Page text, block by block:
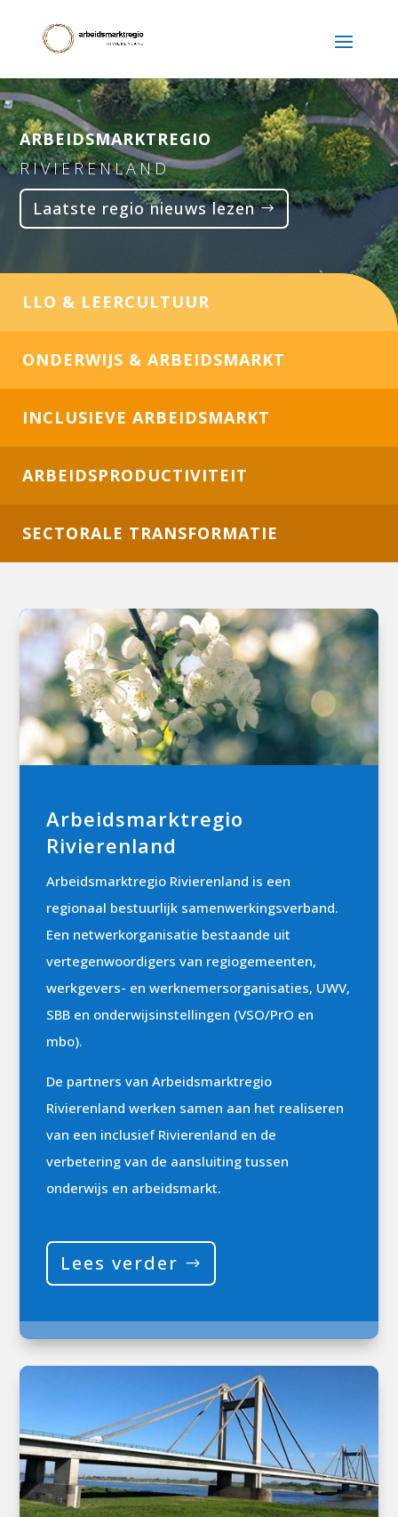
ARBEIDSMARKTREGIO
RIVIERENLAND
Laatste regio nieuws lezen
LLO & LEERCULTUUR
ONDERWIJS & ARBEIDSMARKT
INCLUSIEVE ARBEIDSMARKT
ARBEIDSPRODUCTIVITEIT
SECTORALE TRANSFORMATIE
Arbeidsmarktregio
Rivierenland
Arbeidsmarktregio Rivierenland is een
regionaal bestuurlijk samenwerkingsverband.
Een netwerkorganisatie bestaande uit
vertegenwoordigers van regiogemeenten,
werkgevers- en werknemersorganisaties, UWV,
SBB en onderwijsinstellingen (VSO/PrO en
mbo).
De partners van Arbeidsmarktregio
Rivierenland werken samen aan het realiseren
van een inclusief Rivierenland en de
verbetering van de aansluiting tussen
onderwijs en arbeidsmarkt.
Lees verder